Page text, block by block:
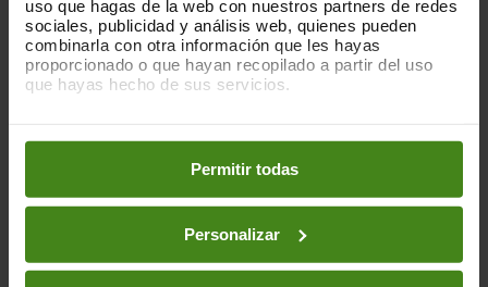
uso que hagas de la web con nuestros partners de redes
sociales, publicidad y análisis web, quienes pueden
combinarla con otra información que les hayas
proporcionado o que hayan recopilado a partir del uso
que hayas hecho de sus servicios.
preferencias accediendo a nuestraPolítica de Cookieso
en los botones facilitados a continuación:
Permitir todas
Personalizar
Manifest per a una ciutat verda i
agradable que posa la vida al centre